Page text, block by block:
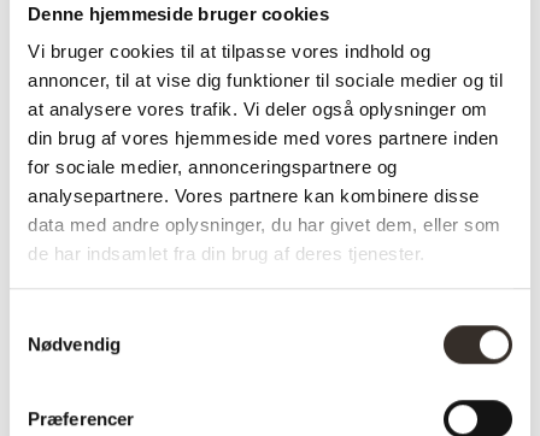
Denne hjemmeside bruger cookies
Vi bruger cookies til at tilpasse vores indhold og
annoncer, til at vise dig funktioner til sociale medier og til
at analysere vores trafik. Vi deler også oplysninger om
din brug af vores hjemmeside med vores partnere inden
for sociale medier, annonceringspartnere og
analysepartnere. Vores partnere kan kombinere disse
data med andre oplysninger, du har givet dem, eller som
de har indsamlet fra din brug af deres tjenester.
Nødvendig
Præferencer
Farve: Sort
Farvekode:
Sæde højde: 46 cm
Sæde dybde: 45 cm
Længde: 60 cm
Bredde: 50 cm
Vægt (brutto):